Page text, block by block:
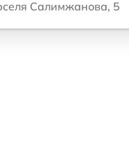
Салимжанова, 5